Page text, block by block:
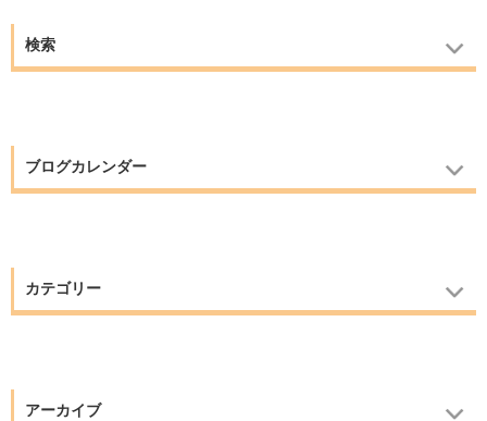
検索
ブログカレンダー
カテゴリー
アーカイブ